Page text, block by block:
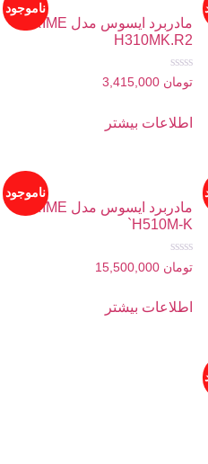
ناموجود
مادربرد ایسوس مدل PRIME
H310MK.R2
امتیاز
5
تومان3,415,000
اطلاعات بیشتر
ناموجود
مادربرد ایسوس مدل PRIME
H510M-K`
امتیاز
5
تومان15,500,000
اطلاعات بیشتر